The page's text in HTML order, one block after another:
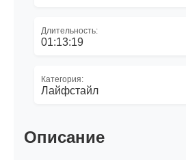
Длительность:
01:13:19
Категория:
Лайфстайл
Описание